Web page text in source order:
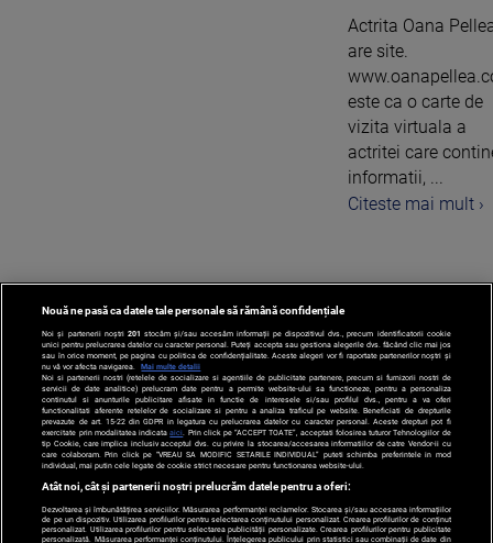
Actrita Oana
are site.
este ca o carte de
vizita virtuala a
actritei care
informatii, ...
Citeste mai mult ›
1
Nouă ne pasă ca datele tale personale să rămână confidențiale
Noi și partenerii noștri 201 stocăm și/sau accesăm informații pe dispozitivul dvs., precum identificatorii cookie
unici pentru prelucrarea datelor cu caracter personal. Puteți accepta sau gestiona alegerile dvs. făcând clic mai jos
sau în orice moment, pe pagina cu politica de confidențialitate. Aceste alegeri vor fi raportate partenerilor noștri și
nu vă vor afecta navigarea.
Mai multe detalii
Noi si partenerii nostri (retelele de socializare si agentiile de publicitate partenere, precum si furnizorii nostri de
servicii de date analitice) prelucram date pentru a permite website-ului sa functioneze, pentru a personaliza
continutul si anunturile publicitare afisate in functie de interesele si/sau profilul dvs., pentru a va oferi
functionalitati aferente retelelor de socializare si pentru a analiza traficul pe website. Beneficiati de drepturile
prevazute de art. 15-22 din GDPR in legatura cu prelucrarea datelor cu caracter personal. Aceste drepturi pot fi
exercitate prin modalitatea indicataaici . Prin click pe “ACCEPT TOATE”, acceptati folosirea tuturor Tehnologiilor de
tip Cookie, care implica inclusiv acceptul dvs. cu privire la stocarea/accesarea informatiilor de catre Vendor-ii cu
care colaboram. Prin click pe “VREAU SA MODIFIC SETARILE INDIVIDUAL” puteti schimba preferintele in mod
individual, mai putin cele legate de cookie strict necesare pentru functionarea website-ului.
Atât noi, cât și partenerii noștri prelucrăm datele pentru a oferi:
Dezvoltarea și îmbunătățirea serviciilor. Măsurarea performanței reclamelor. Stocarea și/sau accesarea informațiilor
de pe un dispozitiv. Utilizarea profilurilor pentru selectarea conținutului personalizat. Crearea profilurilor de conținut
personalizat. Utilizarea profilurilor pentru selectarea publicității personalizate. Crearea profilurilor pentru publicitate
personalizată. Măsurarea performanței conținutului. Înțelegerea publicului prin statistici sau combinații de date din